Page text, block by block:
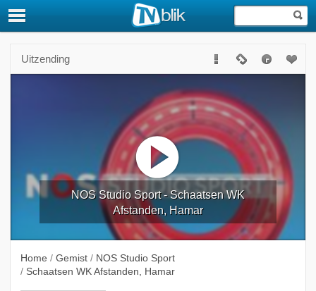
Uitzending
NOS Studio Sport - Schaatsen WK
Afstanden, Hamar
Home / Gemist / NOS Studio Sport
/ Schaatsen WK Afstanden, Hamar